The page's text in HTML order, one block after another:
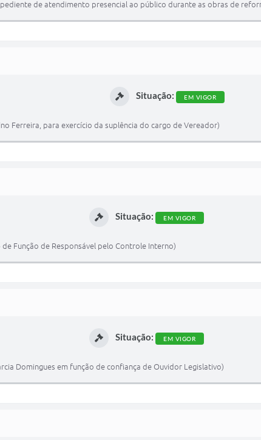
de atendimento presencial ao público durante as obras de
Situação: EM VIGOR
Ferreira, para exercício da suplência do cargo de Vereador)
Situação: EM VIGOR
Função de Responsável pelo Controle Interno)
Situação: EM VIGOR
Domingues em função de confiança de Ouvidor Legislativo)